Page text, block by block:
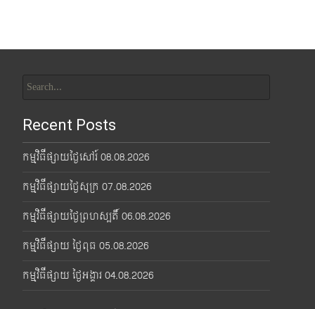
for:
Recent Posts
កម្មវិធីផ្សាយថ្ងៃសៅរ៍ 08.08.2026
កម្មវិធីផ្សាយថ្ងៃសុក្រ 07.08.2026
កម្មវិធីផ្សាយថ្ងៃព្រហស្បតិ៍ 06.08.2026
កម្មវិធីផ្សាយ ថ្ងៃពុធ 05.08.2026
កម្មវិធីផ្សាយ ថ្ងៃអង្គារ 04.08.2026